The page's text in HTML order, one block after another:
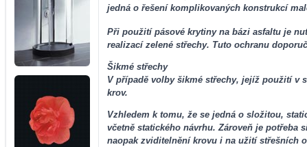
jedná o řešení komplikovaných konstrukcí
Při použití pásové krytiny na bázi asfaltu je
realizací zelené střechy. Tuto ochranu
Šikmé střechy
V případě volby šikmé střechy, jejíž použití v
krov.
Vzhledem k tomu, že se jedná o složitou,
včetně statického návrhu. Zároveň je
naopak zviditelnění krovu i na užití střešních